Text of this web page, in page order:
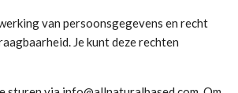
van persoonsgegevens en recht
Je kunt deze rechten